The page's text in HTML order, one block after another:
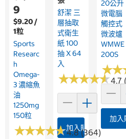
9
$9.20 /
1粒
Sports
Researc
H
Omega-
3 濃縮魚
油
1250mg
150粒
★★★★★
★★★★★4.8 (364)
舒潔 三
層抽取
式衛生
紙 100
抽 X 64
入
★★★★★
★★★★★4.7
加入購物車
20公升
微電腦
觸控式
微波爐
WMWE
200S
★★
★★
加入